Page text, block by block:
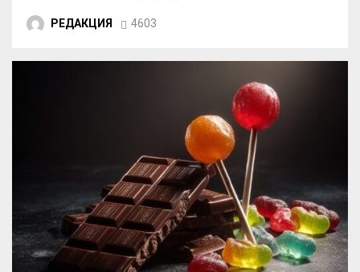
РЕДАКЦИЯ 4603